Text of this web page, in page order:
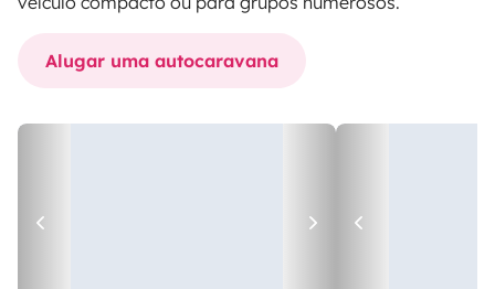
Alugar uma autocaravana